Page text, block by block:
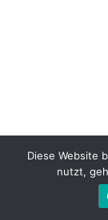
Diese Website
nutzt,